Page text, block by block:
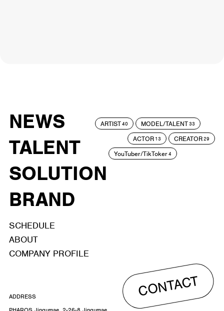
NEWS
TALENT
SOLUTION
BRAND
ARTIST40 MODEL/TALENT33
ACTOR 13 CREATOR29
YouTuber/TikToker4
SCHEDULE
ABOUT
COMPANY PROFILE
CONTACT
ADDRESS